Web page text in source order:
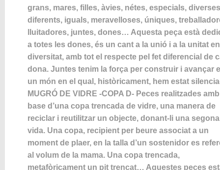
grans, mares, filles, àvies, nétes, especials,
diferents, iguals, meravelloses, úniques,
lluitadores, juntes, dones… Aquesta peça està
a totes les dones, és un cant a la unió i a la unitat
diversitat, amb tot el respecte pel fet diferencial de
dona. Juntes tenim la força per construir i avançar
un món en el qual, històricament, hem estat
MUGRÓ DE VIDRE -COPA D- Peces realitzades
base d’una copa trencada de vidre, una manera de
reciclar i reutilitzar un objecte, donant-li una segona
vida. Una copa, recipient per beure associat a un
moment de plaer, en la talla d’un sostenidor es
al volum de la mama. Una copa trencada,
metafòricament un pit trencat… Aquestes peces